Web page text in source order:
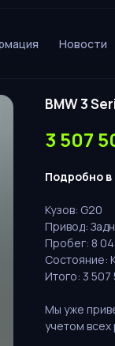
Новости
BMW 3
3 507
Подробно в
Кузов: G20
Привод:
Пробег: 8
Состояние:
Итого: 3 507
Мы уже
учетом всех